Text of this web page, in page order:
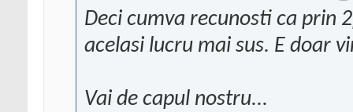
Deci cumva recunosti ca prin
acelasi lucru mai sus. E doar
Vai de capul nostru...